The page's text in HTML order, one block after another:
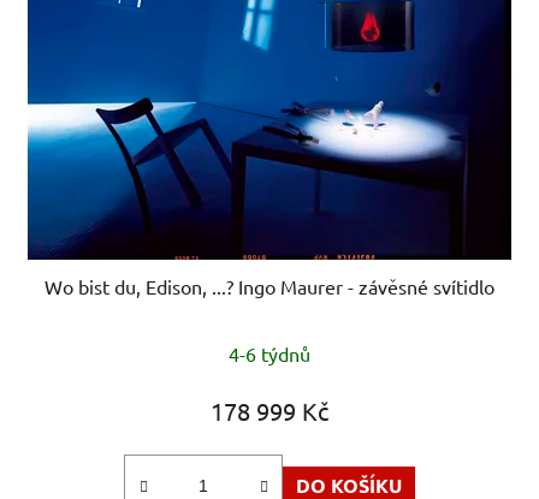
Wo bist du, Edison, ...? Ingo Maurer - závěsné svítidlo
4-6 týdnů
178 999 Kč
DO KOŠÍKU